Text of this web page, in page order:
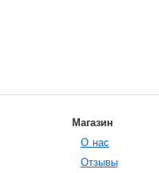
Магазин
О нас
Отзывы